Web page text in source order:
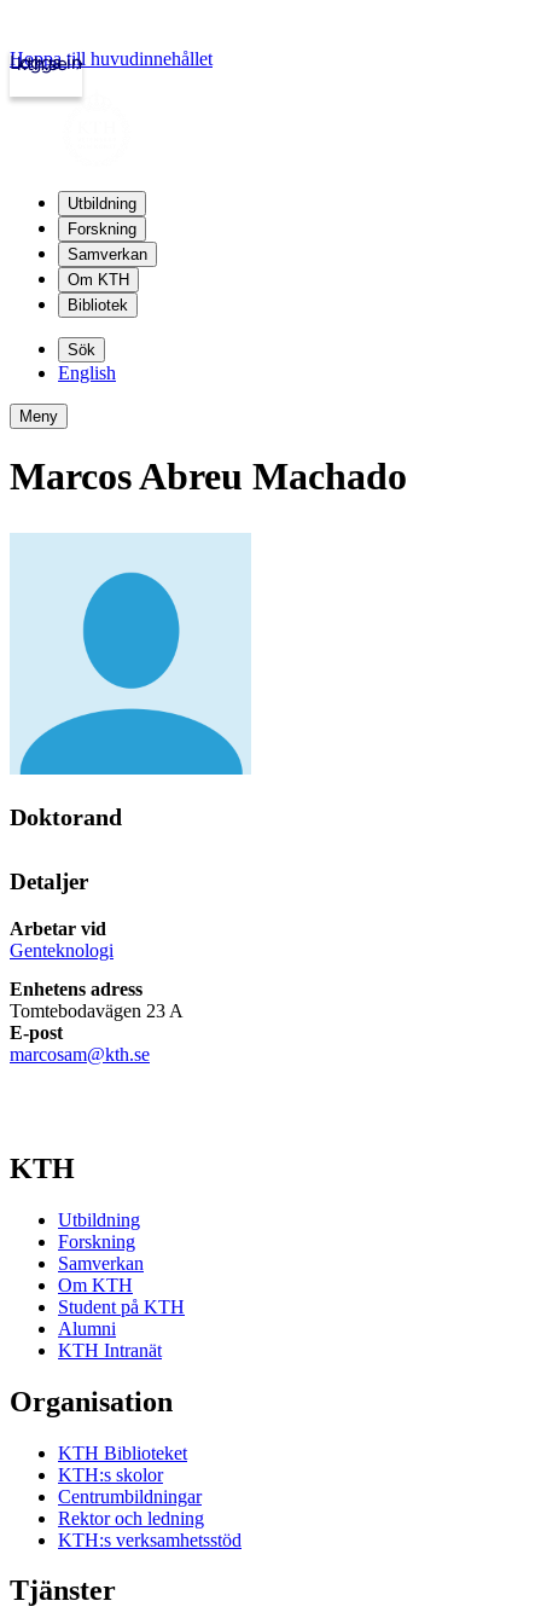
kth.se
Logga in
Hoppa till huvudinnehållet
Utbildning
Forskning
Samverkan
Om KTH
Bibliotek
Sök
English
Meny
Marcos Abreu Machado
Doktorand
Detaljer
Arbetar vid
Genteknologi
Enhetens adress
Tomtebodavägen 23 A
E-post
marcosam@kth.se
KTH
Utbildning
Forskning
Samverkan
Om KTH
Student på KTH
Alumni
KTH Intranät
Organisation
KTH Biblioteket
KTH:s skolor
Centrumbildningar
Rektor och ledning
KTH:s verksamhetsstöd
Tjänster